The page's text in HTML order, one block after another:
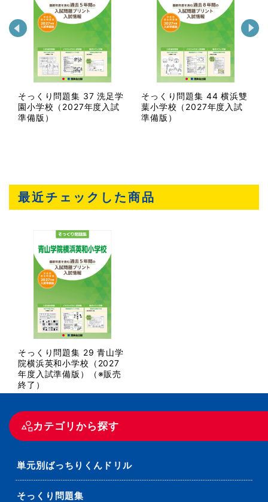
カテゴリから探す
単元別ばっちりくんドリル
そっくり問題集
そっくり問題集 37 洗足学
園小学校（2027年度入試
準備版）
そっくり問題集 44 横浜雙
葉小学校（2027年度入試
準備版）
最近チェックした商品
そっくり問題集 29 青山学
院横浜英和小学校（2027
年度入試準備版）（※販売
終了）